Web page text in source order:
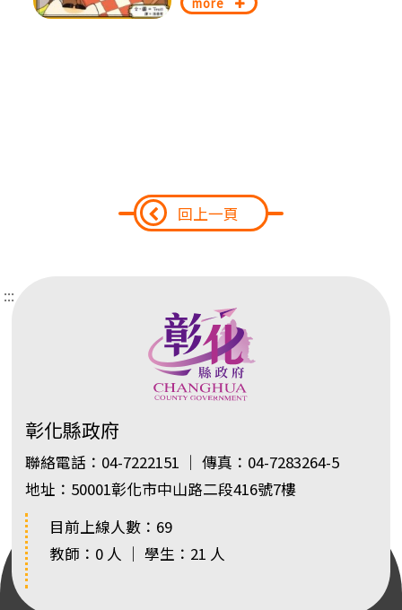
回上一頁
:::
彰化縣政府
聯絡電話：04-7222151 ｜ 傳真：04-7283264-5
地址：50001彰化市中山路二段416號7樓
目前上線人數：69
教師：0 人 ｜ 學生：21 人